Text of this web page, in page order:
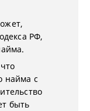
РФ,
найма с
быть